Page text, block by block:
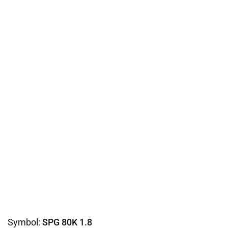
Symbol: SPG 80K 1.8